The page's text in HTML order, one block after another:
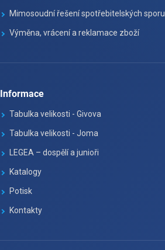
Mimosoudní řešení spotřebitelských sporu
Výměna, vrácení a reklamace zboží
Informace
Tabulka velikosti - Givova
Tabulka velikosti - Joma
LEGEA – dospělí a junioři
Katalogy
Potisk
Kontakty